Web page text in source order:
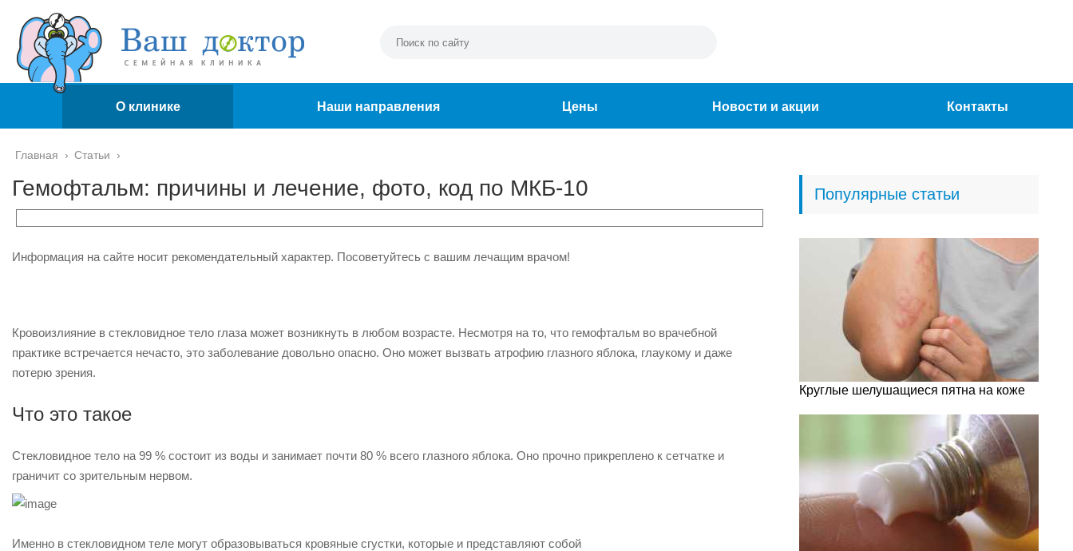
О клинике Наши направления Цены Новости и акции Контакты
Главная › Статьи ›
Гемофтальм: причины и лечение, фото, код по МКБ-10
Информация на сайте носит рекомендательный характер. Посоветуйтесь с вашим лечащим врачом!
Кровоизлияние в стекловидное тело глаза может возникнуть в любом возрасте. Несмотря на то, что гемофтальм во врачебной
практике встречается нечасто, это заболевание довольно опасно. Оно может вызвать атрофию глазного яблока, глаукому и даже
потерю зрения.
Что это такое
Стекловидное тело на 99 % состоит из воды и занимает почти 80 % всего глазного яблока. Оно прочно прикреплено к сетчатке и
граничит со зрительным нервом.
Именно в стекловидном теле могут образовываться кровяные сгустки, которые и представляют собой
Популярные статьи
Круглые шелушащиеся пятна на коже